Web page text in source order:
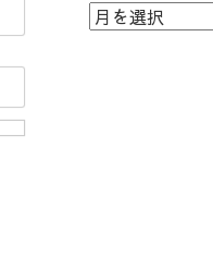
ア
ー